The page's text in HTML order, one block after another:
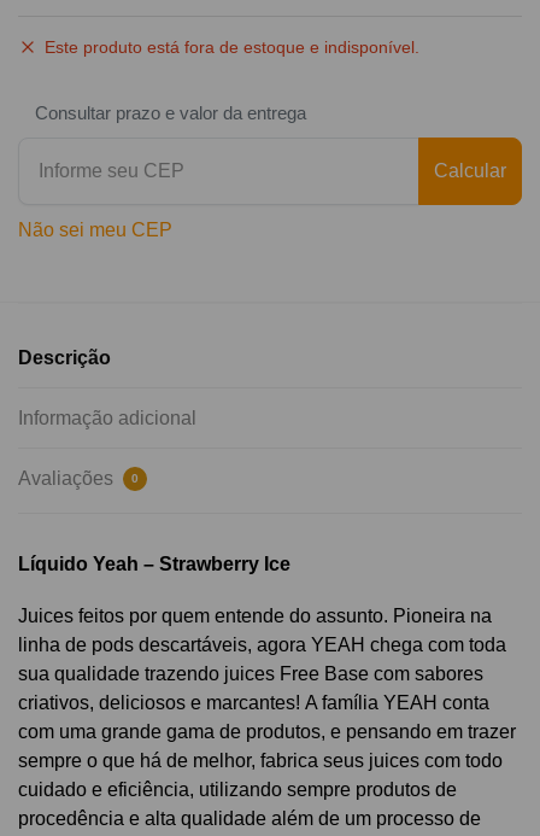
Este produto está fora de estoque e indisponível.
Consultar prazo e valor da entrega
Calcular
Não sei meu CEP
Descrição
Informação adicional
Avaliações 0
Líquido Yeah – Strawberry Ice
Juices feitos por quem entende do assunto. Pioneira na
linha de pods descartáveis, agora YEAH chega com toda
sua qualidade trazendo juices Free Base com sabores
criativos, deliciosos e marcantes! A família YEAH conta
com uma grande gama de produtos, e pensando em trazer
sempre o que há de melhor, fabrica seus juices com todo
cuidado e eficiência, utilizando sempre produtos de
procedência e alta qualidade além de um processo de